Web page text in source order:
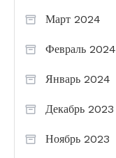
Март 2024
Февраль 2024
Январь 2024
Декабрь 2023
Ноябрь 2023